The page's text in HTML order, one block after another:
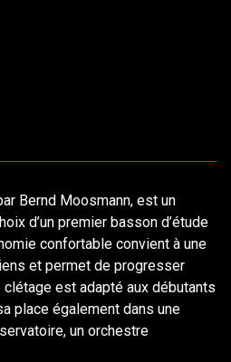
Bernd Moosmann, est un
d’un premier basson d’étude
confortable convient à une
et permet de progresser
est adapté aux débutants
place également dans une
un orchestre